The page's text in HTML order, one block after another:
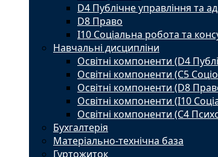
D4 Публічне управління та
D8 Право
I10 Соціальна робота та
Навчальні дисципліни
Освітні компоненти (D4
Освітні компоненти (С5
Освітні компоненти (D8
Освітні компоненти (I10
Освітні компоненти (С4
Бухгалтерія
Матеріально-технічна база
Гуртожиток